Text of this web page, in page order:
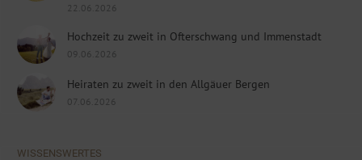
22.06.2026
Hochzeit zu zweit in Ofterschwang und Immenstadt
09.06.2026
Heiraten zu zweit in den Allgäuer Bergen
07.06.2026
WISSENSWERTES